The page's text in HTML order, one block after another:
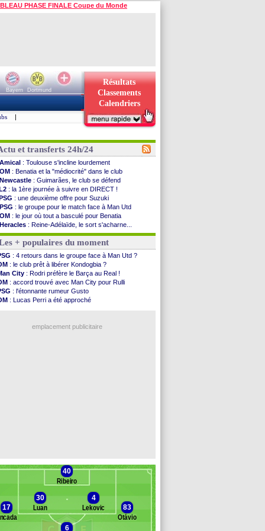
PHASE FINALE Coupe du Monde
Bayern
Dortmund
Résultats
Classements
Calendriers
|
et transferts 24h/24
Amical : Toulouse s'incline lourdement
OM : Benatia et la "médiocrité" dans le club
Newcastle : Guimarães, le club se défend
: la 1ère journée à suivre en DIRECT !
: une deuxième offre pour Suzuki
PSG : le groupe pour le match face à Man Utd
OM : le jour où tout a basculé pour Benatia
Heracles : Reine-Adélaïde, le sort s'acharne...
Monaco: Mawissa a gravement blessé Uche
OM: accord avec la Real Sociedad pour Aguerd
Barça: Araujo va partir en prêt à Liverpool
OM : Côme pousse pour Gouiri
Man Utd: le groupe pour défier le PSG
: Caen premier leader
: Højbjerg, son agent maintient le suspense
: Gouiri évoque son avenir
: le transfert d'Asllani tombe à l'eau
: Al-Ahli veut Pape Gueye
+ populaires du moment
: 4 retours dans le groupe face à Man Utd ?
: le club prêt à libérer Kondogbia ?
City : Rodri préfère le Barça au Real !
: accord trouvé avec Man City pour Rulli
: l'étonnante rumeur Gusto
: Lucas Perri a été approché
emplacement publicitaire
des remplaçantsEstrela Amadora
40
Ribeiro
30
Luan
4
Lekovic
17
83
Otávio
6